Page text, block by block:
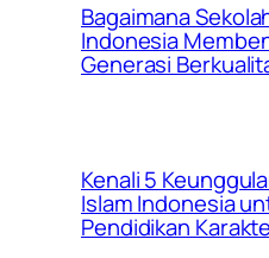
Bagaimana
Indonesia
Generasi
Kenali 5
Islam Indonesia
Pendidikan